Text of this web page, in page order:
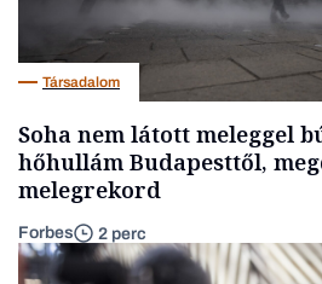
Társadalom
Soha nem látott meleggel
hőhullám Budapesttől,
melegrekord
Forbes 2 perc